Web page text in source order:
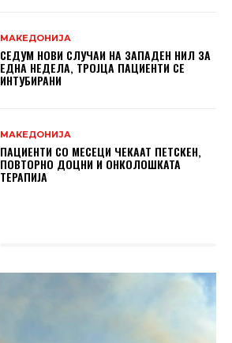
МАКЕДОНИЈА
СЕДУМ НОВИ СЛУЧАИ НА ЗАПАДЕН НИЛ ЗА
ЕДНА НЕДЕЛА, ТРОЈЦА ПАЦИЕНТИ СЕ
ИНТУБИРАНИ
МАКЕДОНИЈА
ПАЦИЕНТИ СО МЕСЕЦИ ЧЕКААТ ПЕТСКЕН,
ПОВТОРНО ДОЦНИ И ОНКОЛОШКАТА
ТЕРАПИЈА